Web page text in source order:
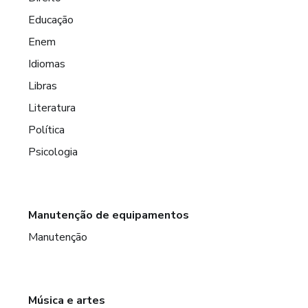
Educação
Enem
Idiomas
Libras
Literatura
Política
Psicologia
Manutenção de equipamentos
Manutenção
Música e artes